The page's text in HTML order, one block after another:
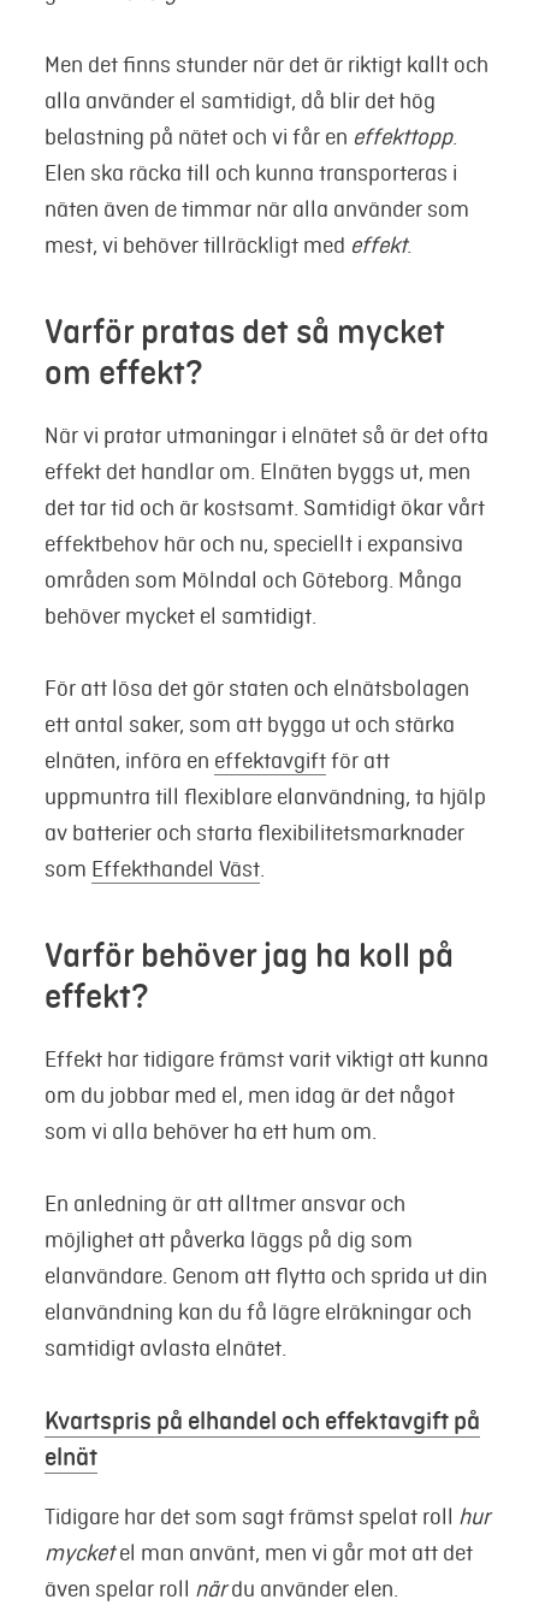
Men det finns stunder när det är riktigt kallt och
alla använder el samtidigt, då blir det hög
belastning på nätet och vi får en effekttopp.
Elen ska räcka till och kunna transporteras i
näten även de timmar när alla använder som
mest, vi behöver tillräckligt med effekt.
Varför pratas det så mycket
om effekt?
När vi pratar utmaningar i elnätet så är det ofta
effekt det handlar om. Elnäten byggs ut, men
det tar tid och är kostsamt. Samtidigt ökar vårt
effektbehov här och nu, speciellt i expansiva
områden som Mölndal och Göteborg. Många
behöver mycket el samtidigt.
För att lösa det gör staten och elnätsbolagen
ett antal saker, som att bygga ut och stärka
elnäten, införa en effektavgiftför att
uppmuntra till flexiblare elanvändning, ta hjälp
av batterier och starta flexibilitetsmarknader
som Effekthandel Väst.
Varför behöver jag ha koll på
effekt?
Effekt har tidigare främst varit viktigt att kunna
om du jobbar med el, men idag är det något
som vi alla behöver ha ett hum om.
En anledning är att alltmer ansvar och
möjlighet att påverka läggs på dig som
elanvändare. Genom att flytta och sprida ut din
elanvändning kan du få lägre elräkningar och
samtidigt avlasta elnätet.
Kvartspris på elhandel och effektavgift på
elnät
Tidigare har det som sagt främst spelat roll hur
mycketel man använt, men vi går mot att det
även spelar roll närdu använder elen.